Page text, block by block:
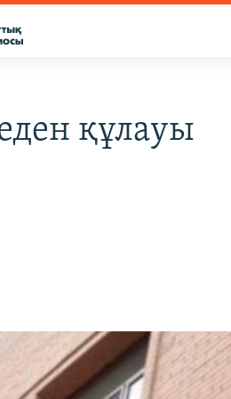
құлауы